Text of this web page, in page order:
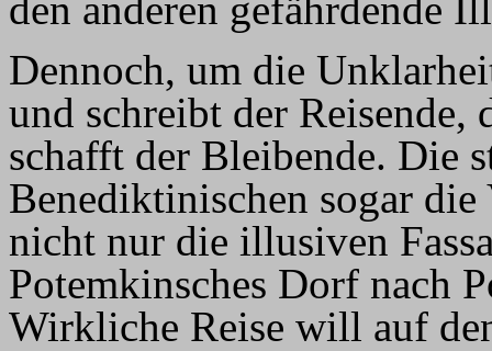
Dennoch, um die
und schreibt der Reisende,
schafft der Bleibende. Die
Benediktinischen sogar die
nicht nur die illusiven
Potemkinsches Dorf nach
Wirkliche Reise will auf